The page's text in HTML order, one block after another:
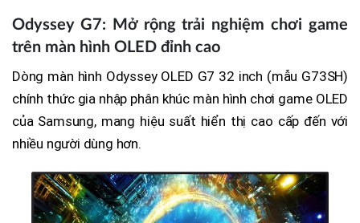
Odyssey G7: Mở rộng trải nghiệm chơi game
trên màn hình OLED đỉnh cao
Dòng màn hình Odyssey OLED G7 32 inch (mẫu G73SH)
chính thức gia nhập phân khúc màn hình chơi game OLED
của Samsung, mang hiệu suất hiển thị cao cấp đến với
nhiều người dùng hơn.